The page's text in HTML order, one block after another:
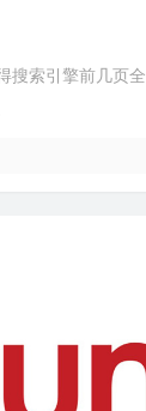
搜索引擎前几页全